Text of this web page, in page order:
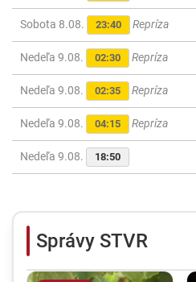
Sobota 8.08. 23:40 Repríza
Nedeľa 9.08. 02:30 Repríza
Nedeľa 9.08. 02:35 Repríza
Nedeľa 9.08. 04:15 Repríza
Nedeľa 9.08. 18:50
Správy STVR